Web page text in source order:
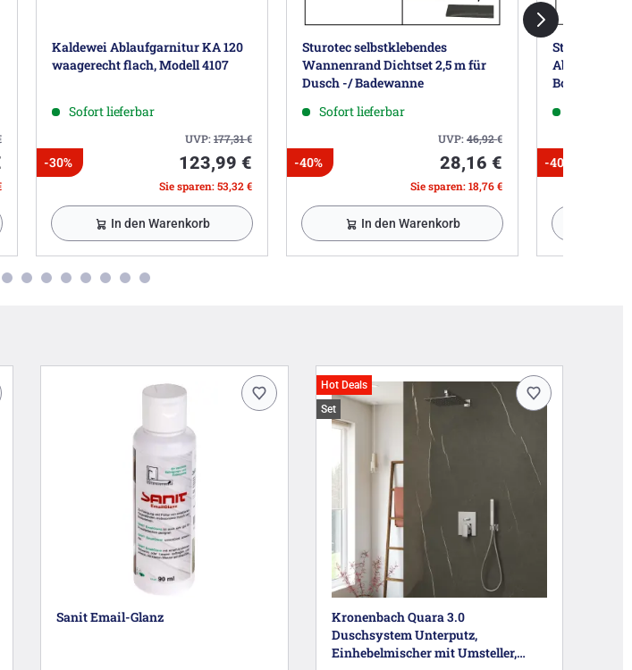
Kaldewei Ablaufgarnitur KA 120
waagerecht flach, Modell 4107
Sofort lieferbar
UVP:177,31€
-30% 123,99 €
Sie sparen: 53,32 €
In den Warenkorb
Sturotec selbstklebendes
Wannenrand Dichtset 2,5 m für
Dusch -/ Badewanne
Sofort lieferbar
UVP:46,92€
-40% 28,16 €
Sie sparen: 18,76 €
In den Warenkorb
Sturotec
-40%
Sanit Email-Glanz
Hot Deals
Set
Kronenbach Quara 3.0
Duschsystem Unterputz,
Einhebelmischer mit Umsteller,